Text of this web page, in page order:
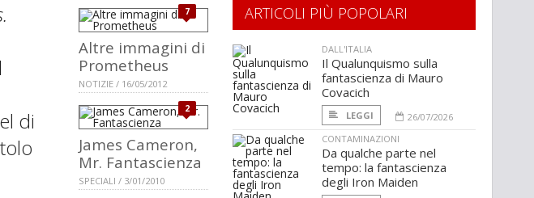
di
7
Altre immagini di
Prometheus
NOTIZIE / 16/05/2012
2
James Cameron,
Mr. Fantascienza
SPECIALI / 3/01/2010
ARTICOLI PIÙ POPOLARI
DALL'ITALIA
Il Qualunquismo sulla
fantascienza di Mauro
Covacich
LEGGI
26/07/2026
CONTAMINAZIONI
Da qualche parte nel
tempo: la fantascienza
degli Iron Maiden